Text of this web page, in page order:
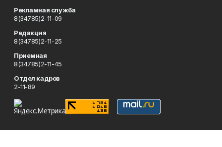
Рекламная служба
8(34785)2-11-09
Редакция
8(34785)2-11-25
Приемная
8(34785)2-11-45
Отдел кадров
2-11-89